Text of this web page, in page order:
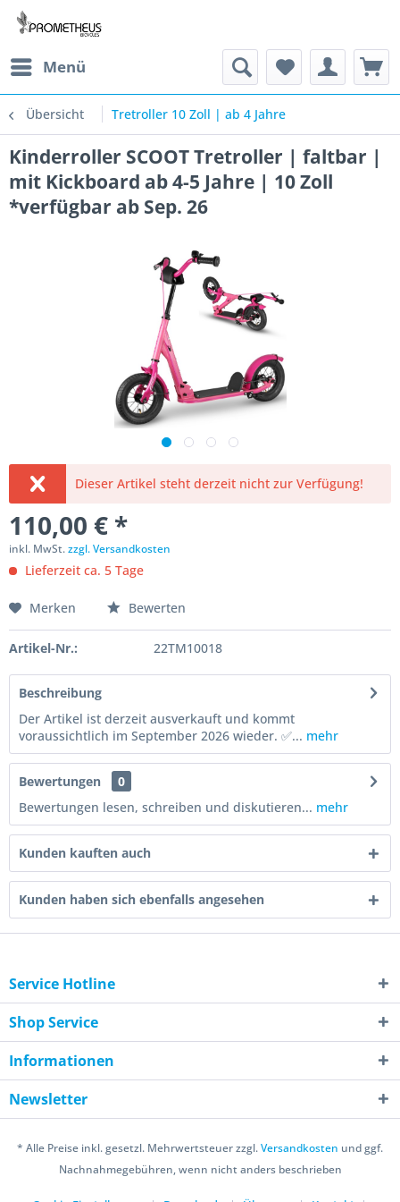
Menü
Übersicht Tretroller 10 Zoll | ab 4 Jahre
Kinderroller SCOOT Tretroller | faltbar |
mit Kickboard ab 4-5 Jahre | 10 Zoll
*verfügbar ab Sep. 26
Dieser Artikel steht derzeit nicht zur Verfügung!
110,00 € *
inkl. MwSt.zzgl. Versandkosten
Lieferzeit ca. 5 Tage
Merken Bewerten
Artikel-Nr.: 22TM10018
Beschreibung
Der Artikel ist derzeit ausverkauft und kommt
voraussichtlich im September 2026 wieder. ✅... mehr
Bewertungen
0
Bewertungen lesen, schreiben und diskutieren... mehr
Kunden kauften auch
Kunden haben sich ebenfalls angesehen
Service Hotline
Shop Service
Informationen
Newsletter
* Alle Preise inkl. gesetzl. Mehrwertsteuer zzgl.Versandkosten und ggf.
Nachnahmegebühren, wenn nicht anders beschrieben